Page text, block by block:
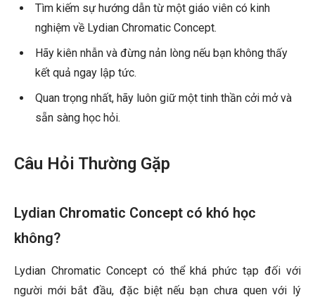
Tìm kiếm sự hướng dẫn từ một giáo viên có kinh
nghiệm về Lydian Chromatic Concept.
Hãy kiên nhẫn và đừng nản lòng nếu bạn không thấy
kết quả ngay lập tức.
Quan trọng nhất, hãy luôn giữ một tinh thần cởi mở và
sẵn sàng học hỏi.
Câu Hỏi Thường Gặp
Lydian Chromatic Concept có khó học
không?
Lydian Chromatic Concept có thể khá phức tạp đối với
người mới bắt đầu, đặc biệt nếu bạn chưa quen với lý